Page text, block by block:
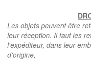
Les objets peuvent être
leur réception. Il faut les
l'expéditeur, dans leur
d'origine,